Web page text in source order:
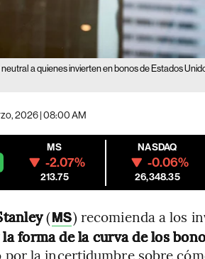
a quienes invierten en bonos de Estados
2026 | 08:00 AM
MS
-2.07%
213.75
NASDAQ
-0.06%
26,348.35
(MS) recomienda a los
forma de la curva de los
la incertidumbre sobre